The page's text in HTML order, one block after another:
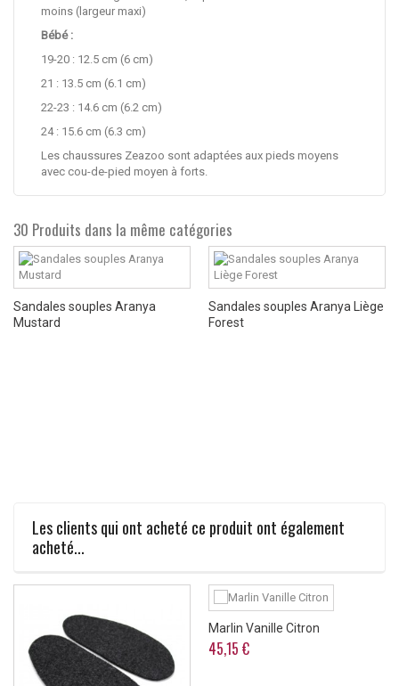
moins (largeur maxi)
Bébé :
19-20 : 12.5 cm (6 cm)
21 : 13.5 cm (6.1 cm)
22-23 : 14.6 cm (6.2 cm)
24 : 15.6 cm (6.3 cm)
Les chaussures Zeazoo sont adaptées aux pieds moyens
avec cou-de-pied moyen à forts.
30 Produits dans la même catégories
Sandales souples Aranya
Mustard
Sandales souples Aranya Liège
Forest
Les clients qui ont acheté ce produit ont également
acheté...
Marlin Vanille Citron
45,15 €